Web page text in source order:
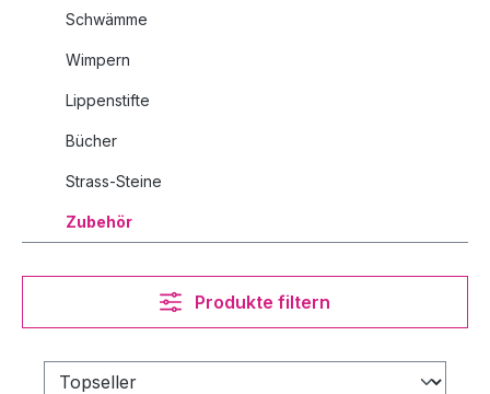
Schwämme
Wimpern
Lippenstifte
Bücher
Strass-Steine
Zubehör
Produkte filtern